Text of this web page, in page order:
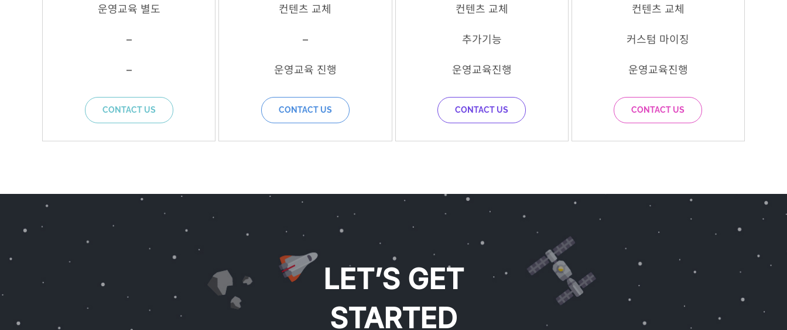
운영교육 별도
–
–
CONTACT US
컨텐츠 교체
–
운영교육 진행
CONTACT US
컨텐츠 교체
추가기능
운영교육진행
CONTACT US
컨텐츠 교체
커스텀 마이징
운영교육진행
CONTACT US
LET’S GET
STARTED